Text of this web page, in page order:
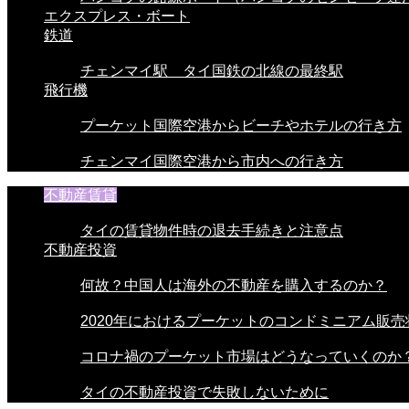
エクスプレス・ボート
鉄道
チェンマイ駅 タイ国鉄の北線の最終駅
飛行機
プーケット国際空港からビーチやホテルの行き方
チェンマイ国際空港から市内への行き方
不動産賃貸
タイの賃貸物件時の退去手続きと注意点
不動産投資
何故？中国人は海外の不動産を購入するのか？
2020年におけるプーケットのコンドミニアム販売
コロナ禍のプーケット市場はどうなっていくのか
タイの不動産投資で失敗しないために